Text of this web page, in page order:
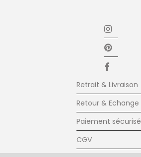
Retrait & Livraison
Retour & Echange
Paiement sécurisé
CGV